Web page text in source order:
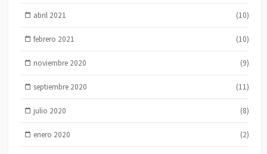
abril 2021 (10)
febrero 2021 (10)
noviembre 2020 (9)
septiembre 2020 (11)
julio 2020 (8)
enero 2020 (2)